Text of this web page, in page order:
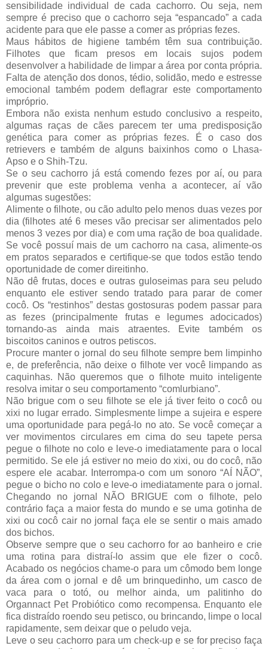
sensibilidade individual de cada cachorro. Ou seja, nem
sempre é preciso que o cachorro seja “espancado” a cada
acidente para que ele passe a comer as próprias fezes.
Maus hábitos de higiene também têm sua contribuição.
Filhotes que ficam presos em locais sujos podem
desenvolver a habilidade de limpar a área por conta própria.
Falta de atenção dos donos, tédio, solidão, medo e estresse
emocional também podem deflagrar este comportamento
impróprio.
Embora não exista nenhum estudo conclusivo a respeito,
algumas raças de cães parecem ter uma predisposição
genética para comer as próprias fezes. É o caso dos
retrievers e também de alguns baixinhos como o Lhasa-
Apso e o Shih-Tzu.
Se o seu cachorro já está comendo fezes por aí, ou para
prevenir que este problema venha a acontecer, aí vão
algumas sugestões:
Alimente o filhote, ou cão adulto pelo menos duas vezes por
dia (filhotes até 6 meses vão precisar ser alimentados pelo
menos 3 vezes por dia) e com uma ração de boa qualidade.
Se você possuí mais de um cachorro na casa, alimente-os
em pratos separados e certifique-se que todos estão tendo
oportunidade de comer direitinho.
Não dê frutas, doces e outras guloseimas para seu peludo
enquanto ele estiver sendo tratado para parar de comer
cocô. Os “restinhos” destas gostosuras podem passar para
as fezes (principalmente frutas e legumes adocicados)
tornando-as ainda mais atraentes. Evite também os
biscoitos caninos e outros petiscos.
Procure manter o jornal do seu filhote sempre bem limpinho
e, de preferência, não deixe o filhote ver você limpando as
caquinhas. Não queremos que o filhote muito inteligente
resolva imitar o seu comportamento “comlurbiano”.
Não brigue com o seu filhote se ele já tiver feito o cocô ou
xixi no lugar errado. Simplesmente limpe a sujeira e espere
uma oportunidade para pegá-lo no ato. Se você começar a
ver movimentos circulares em cima do seu tapete persa
pegue o filhote no colo e leve-o imediatamente para o local
permitido. Se ele já estiver no meio do xixi, ou do cocô, não
espere ele acabar. Interrompa-o com um sonoro “AÍ NÃO”,
pegue o bicho no colo e leve-o imediatamente para o jornal.
Chegando no jornal NÃO BRIGUE com o filhote, pelo
contrário faça a maior festa do mundo e se uma gotinha de
xixi ou cocô cair no jornal faça ele se sentir o mais amado
dos bichos.
Observe sempre que o seu cachorro for ao banheiro e crie
uma rotina para distraí-lo assim que ele fizer o cocô.
Acabado os negócios chame-o para um cômodo bem longe
da área com o jornal e dê um brinquedinho, um casco de
vaca para o totó, ou melhor ainda, um palitinho do
Organnact Pet Probiótico como recompensa. Enquanto ele
fica distraído roendo seu petisco, ou brincando, limpe o local
rapidamente, sem deixar que o peludo veja.
Leve o seu cachorro para um check-up e se for preciso faça